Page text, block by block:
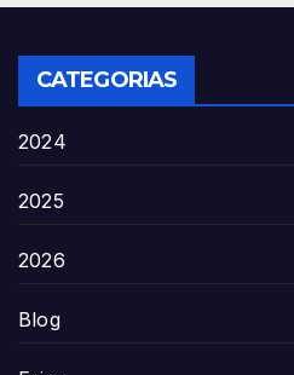
CATEGORIAS
2024
2025
2026
Blog